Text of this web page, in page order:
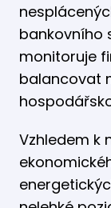
bankovního
monitoruje
balancovat
Vzhledem k